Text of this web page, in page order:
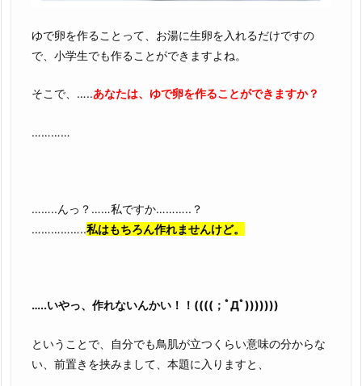
ゆで卵を作ることって、お湯に生卵を入れるだけですの
で、小学生でも作ることができますよね。
そこで、…..あなたは、ゆで卵を作ることができますか？
…………
……..んっ？……私ですか………..？
……………..私はもちろん作れませんけど。
…..いやっ、作れないんかい！！((((；ﾟДﾟ)))))))
ということで、自分でも鳥肌が立つくらい意味の分からな
い、前置きを挟みまして、本題に入りますと、